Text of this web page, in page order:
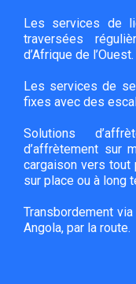
Les services de
traversées
d’Afrique de l’Ouest.
Les services de
fixes avec des
Solutions
d’affrètement sur
cargaison vers tout
sur place ou à long
Transbordement
Angola, par la route.